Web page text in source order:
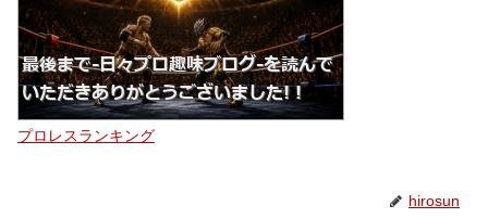
プロレスランキング
hirosun